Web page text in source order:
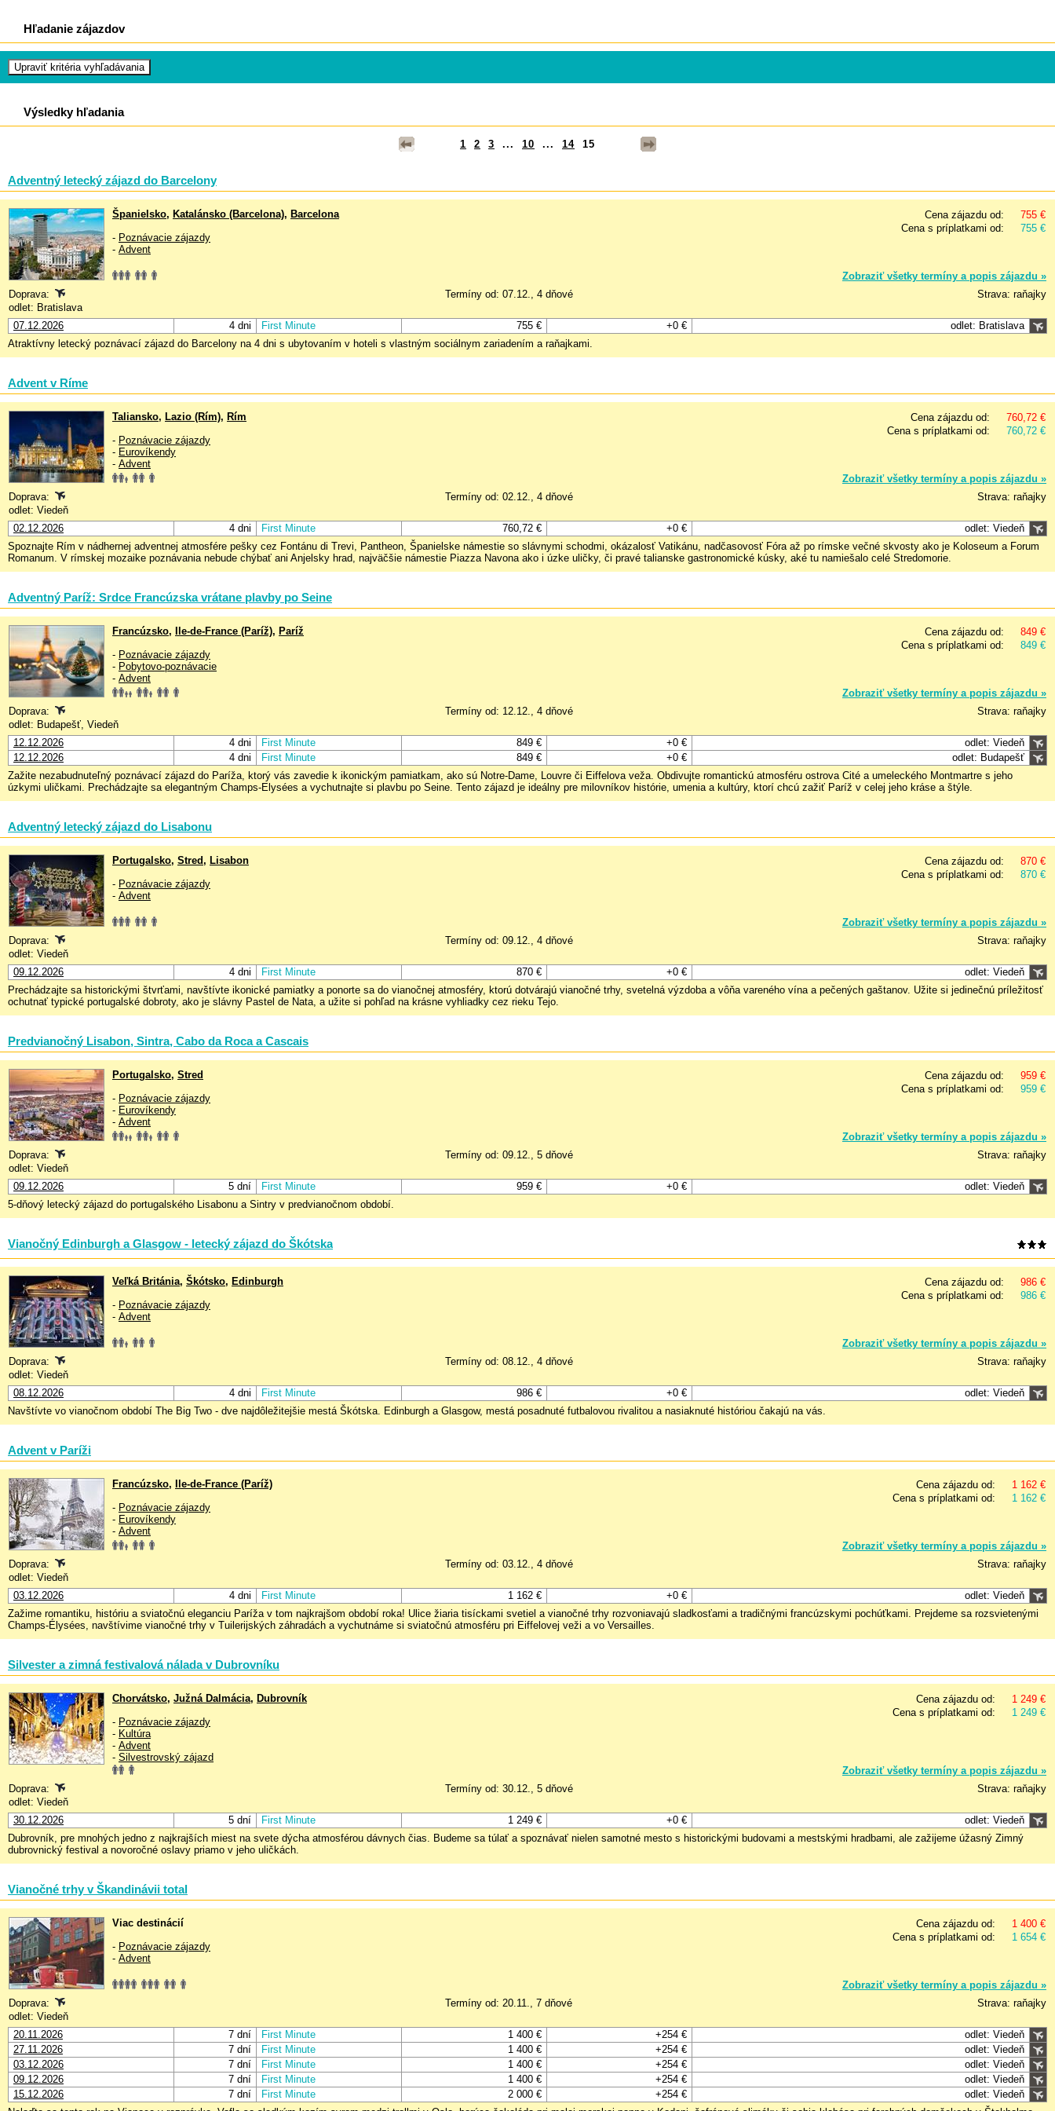
Hľadanie zájazdov
Výsledky hľadania
1 2 3 ... 10 ... 14 15
Adventný letecký zájazd do Barcelony
Cena zájazdu od:
755 €
Cena s príplatkami od:
755 €
Španielsko, Katalánsko (Barcelona), Barcelona
- Poznávacie zájazdy
- Advent
Zobraziť všetky termíny a popis zájazdu »
Doprava:
Termíny od: 07.12., 4 dňové
Strava: raňajky
odlet: Bratislava
07.12.2026
4 dni First Minute 755 € +0 €
odlet: Bratislava
Atraktívny letecký poznávací zájazd do Barcelony na 4 dni s ubytovaním v hoteli s vlastným sociálnym zariadením a raňajkami.
Advent v Ríme
Cena zájazdu od:
760,72 €
Cena s príplatkami od:
760,72 €
Taliansko, Lazio (Rím), Rím
- Poznávacie zájazdy
- Eurovíkendy
- Advent
Zobraziť všetky termíny a popis zájazdu »
Doprava:
Termíny od: 02.12., 4 dňové
Strava: raňajky
odlet: Viedeň
02.12.2026
4 dni First Minute 760,72 € +0 €
odlet: Viedeň
Spoznajte Rím v nádhernej adventnej atmosfére pešky cez Fontánu di Trevi, Pantheon, Španielske námestie so slávnymi schodmi, okázalosť Vatikánu, nadčasovosť Fóra až po rímske večné skvosty ako je Koloseum a Forum
Romanum. V rímskej mozaike poznávania nebude chýbať ani Anjelsky hrad, najväčšie námestie Piazza Navona ako i úzke uličky, či pravé talianske gastronomické kúsky, aké tu namiešalo celé Stredomorie.
Adventný Paríž: Srdce Francúzska vrátane plavby po Seine
Cena zájazdu od:
849 €
Cena s príplatkami od:
849 €
Francúzsko, Ile-de-France (Paríž), Paríž
- Poznávacie zájazdy
- Pobytovo-poznávacie
- Advent
Zobraziť všetky termíny a popis zájazdu »
Doprava:
Termíny od: 12.12., 4 dňové
Strava: raňajky
odlet: Budapešť, Viedeň
12.12.2026
4 dni First Minute 849 € +0 €
odlet: Viedeň
12.12.2026
4 dni First Minute 849 € +0 €
odlet: Budapešť
Zažite nezabudnuteľný poznávací zájazd do Paríža, ktorý vás zavedie k ikonickým pamiatkam, ako sú Notre-Dame, Louvre či Eiffelova veža. Obdivujte romantickú atmosféru ostrova Cité a umeleckého Montmartre s jeho
úzkymi uličkami. Prechádzajte sa elegantným Champs-Elysées a vychutnajte si plavbu po Seine. Tento zájazd je ideálny pre milovníkov histórie, umenia a kultúry, ktorí chcú zažiť Paríž v celej jeho kráse a štýle.
Adventný letecký zájazd do Lisabonu
Cena zájazdu od:
870 €
Cena s príplatkami od:
870 €
Portugalsko, Stred, Lisabon
- Poznávacie zájazdy
- Advent
Zobraziť všetky termíny a popis zájazdu »
Doprava:
Termíny od: 09.12., 4 dňové
Strava: raňajky
odlet: Viedeň
09.12.2026
4 dni First Minute 870 € +0 €
odlet: Viedeň
Prechádzajte sa historickými štvrťami, navštívte ikonické pamiatky a ponorte sa do vianočnej atmosféry, ktorú dotvárajú vianočné trhy, svetelná výzdoba a vôňa vareného vína a pečených gaštanov. Užite si jedinečnú príležitosť
ochutnať typické portugalské dobroty, ako je slávny Pastel de Nata, a užite si pohľad na krásne vyhliadky cez rieku Tejo.
Predvianočný Lisabon, Sintra, Cabo da Roca a Cascais
Cena zájazdu od:
959 €
Cena s príplatkami od:
959 €
Portugalsko, Stred
- Poznávacie zájazdy
- Eurovíkendy
- Advent
Zobraziť všetky termíny a popis zájazdu »
Doprava:
Termíny od: 09.12., 5 dňové
Strava: raňajky
odlet: Viedeň
09.12.2026
5 dní First Minute 959 € +0 €
odlet: Viedeň
5-dňový letecký zájazd do portugalského Lisabonu a Sintry v predvianočnom období.
Vianočný Edinburgh a Glasgow - letecký zájazd do Škótska
Cena zájazdu od:
986 €
Cena s príplatkami od:
986 €
Veľká Británia, Škótsko, Edinburgh
- Poznávacie zájazdy
- Advent
Zobraziť všetky termíny a popis zájazdu »
Doprava:
Termíny od: 08.12., 4 dňové
Strava: raňajky
odlet: Viedeň
08.12.2026
4 dni First Minute 986 € +0 €
odlet: Viedeň
Navštívte vo vianočnom období The Big Two - dve najdôležitejšie mestá Škótska. Edinburgh a Glasgow, mestá posadnuté futbalovou rivalitou a nasiaknuté históriou čakajú na vás.
Advent v Paríži
Cena zájazdu od:
1 162 €
Cena s príplatkami od:
1 162 €
Francúzsko,
Ile-de-France (Paríž)
- Poznávacie zájazdy
- Eurovíkendy
- Advent
Zobraziť všetky termíny a popis zájazdu »
Doprava:
Termíny od: 03.12., 4 dňové
Strava: raňajky
odlet: Viedeň
03.12.2026
4 dni First Minute 1 162 € +0 €
odlet: Viedeň
Zažime romantiku, históriu a sviatočnú eleganciu Paríža v tom najkrajšom období roka! Ulice žiaria tisíckami svetiel a vianočné trhy rozvoniavajú sladkosťami a tradičnými francúzskymi pochúťkami. Prejdeme sa rozsvietenými
Champs-Élysées, navštívime vianočné trhy v Tuilerijských záhradách a vychutnáme si sviatočnú atmosféru pri Eiffelovej veži a vo Versailles.
Silvester a zimná festivalová nálada v Dubrovníku
Cena zájazdu od:
1 249 €
Cena s príplatkami od:
1 249 €
Chorvátsko, Južná Dalmácia, Dubrovník
- Poznávacie zájazdy
- Kultúra
- Advent
- Silvestrovský zájazd
Zobraziť všetky termíny a popis zájazdu »
Doprava:
Termíny od: 30.12., 5 dňové
Strava: raňajky
odlet: Viedeň
30.12.2026
5 dní First Minute 1 249 € +0 €
odlet: Viedeň
Dubrovník, pre mnohých jedno z najkrajších miest na svete dýcha atmosférou dávnych čias. Budeme sa túlať a spoznávať nielen samotné mesto s historickými budovami a mestskými hradbami, ale zažijeme úžasný Zimný
dubrovnický festival a novoročné oslavy priamo v jeho uličkách.
Vianočné trhy v Škandinávii total
Cena zájazdu od:
1 400 €
Cena s príplatkami od:
1 654 €
Viac destinácií
- Poznávacie zájazdy
- Advent
Zobraziť všetky termíny a popis zájazdu »
Doprava:
Termíny od: 20.11., 7 dňové
Strava: raňajky
odlet: Viedeň
20.11.2026
7 dní First Minute 1 400 € +254 €
odlet: Viedeň
27.11.2026
7 dní First Minute 1 400 € +254 €
odlet: Viedeň
03.12.2026
7 dní First Minute 1 400 € +254 €
odlet: Viedeň
09.12.2026
7 dní First Minute 1 400 € +254 €
odlet: Viedeň
15.12.2026
7 dní First Minute 2 000 € +254 €
odlet: Viedeň